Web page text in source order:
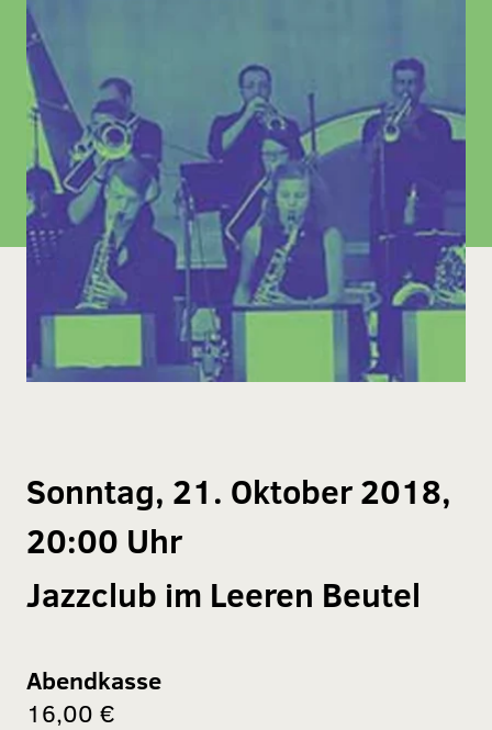
Sonntag, 21. Oktober 2018,
20:00 Uhr
Jazzclub im Leeren Beutel
Abendkasse
16,00 €